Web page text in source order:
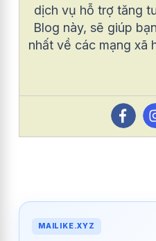
dịch vụ hỗ trợ tăng
Blog này, sẽ giúp
nhất về các mạng xã
MAILIKE.XYZ